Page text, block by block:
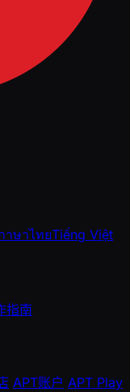
าษาไทยTiếng Việt
指南
APT账户 APT Play